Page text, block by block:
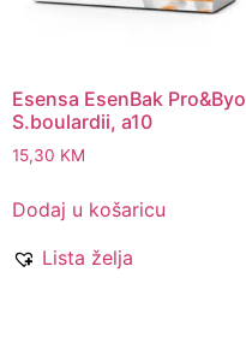
Esensa EsenBak Pro&Byo
S.boulardii, a10
15,30 KM
Dodaj u košaricu
Lista želja